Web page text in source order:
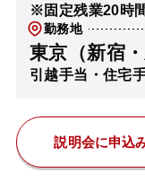
※固定残業20時
勤務地
東京（新宿・
引越手当・住宅
説明会に申込
アクセス
弁護士・税理士